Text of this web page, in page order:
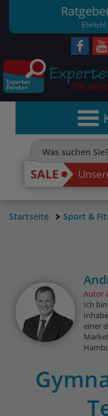
SALE
Startseite Sport &
Autor
Ich
einer